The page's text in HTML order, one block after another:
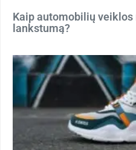
Kaip automobilių
lankstumą?